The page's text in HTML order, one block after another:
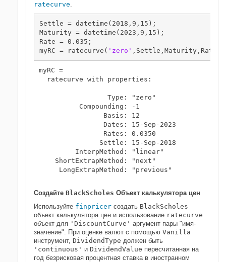
ratecurve.
Settle = datetime(2018,9,15);
Maturity = datetime(2023,9,15);
Rate = 0.035;
myRC = ratecurve( 'zero' ,Settle,Maturity,Rate,
myRC =
  ratecurve with properties:
                 Type: "zero"
          Compounding: -1
                Basis: 12
                Dates: 15-Sep-2023
                Rates: 0.0350
               Settle: 15-Sep-2018
         InterpMethod: "linear"
    ShortExtrapMethod: "next"
     LongExtrapMethod: "previous"
Создайте BlackScholes Объект калькулятора цен
Используйте finpricer создать BlackScholes
объект калькулятора цен и использование ratecurve
объект для 'DiscountCurve' аргумент пары "имя-
значение". При оценке валют с помощью Vanilla
инструмент, DividendType должен быть
'continuous' и DividendValue пересчитанная на
год безрисковая процентная ставка в иностранном